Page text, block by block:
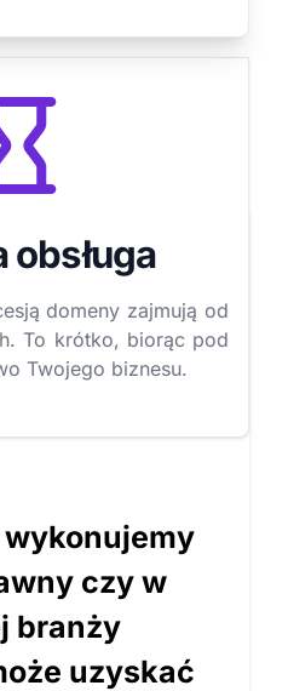
obsługa
domeny zajmują od
To krótko, biorąc pod
Twojego biznesu.
wykonujemy
czy w
branży
uzyskać